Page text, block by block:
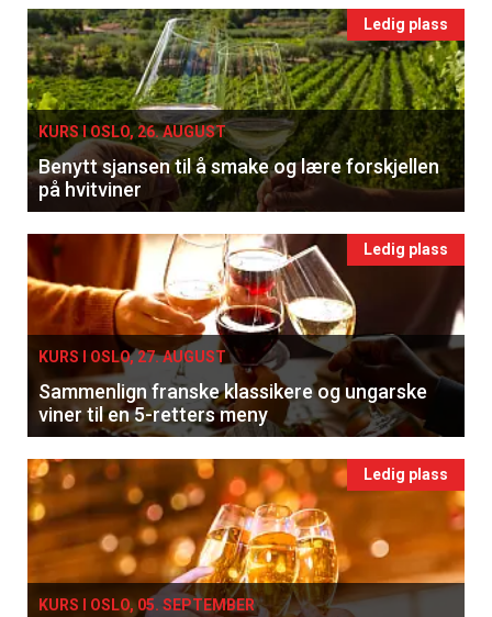
Ledig plass
KURS I OSLO, 26. AUGUST
Benytt sjansen til å smake og lære forskjellen
på hvitviner
Ledig plass
KURS I OSLO, 27. AUGUST
Sammenlign franske klassikere og ungarske
viner til en 5-retters meny
Ledig plass
KURS I OSLO, 05. SEPTEMBER